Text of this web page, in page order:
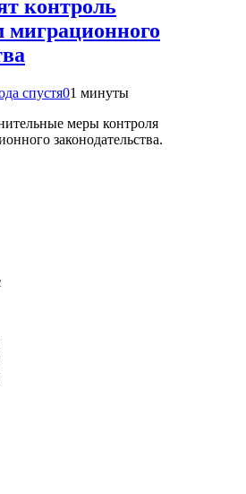
контроль
миграционного
спустя01 минуты
меры контроля
законодательства.